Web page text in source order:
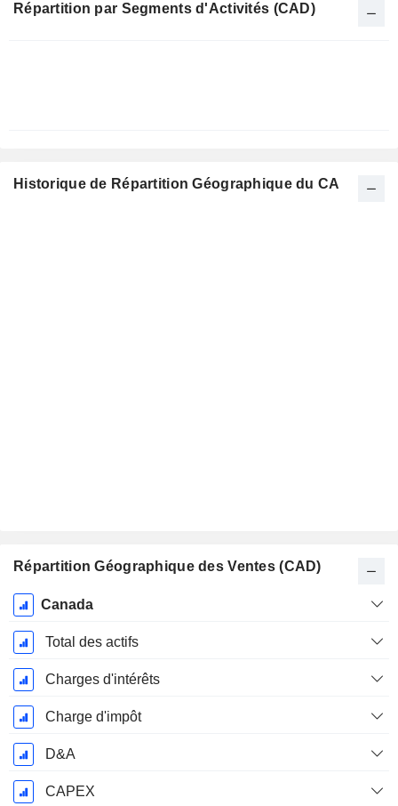
Répartition par Segments d'Activités (CAD)
Historique de Répartition Géographique du CA
Répartition Géographique des Ventes (CAD)
Période
Fiscale:
Décembre
Canada
Total des actifs
Charges d'intérêts
Charge d'impôt
D&A
CAPEX